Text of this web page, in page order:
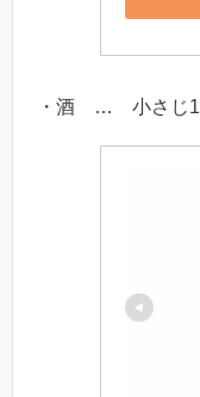
・酒 … 小さじ1